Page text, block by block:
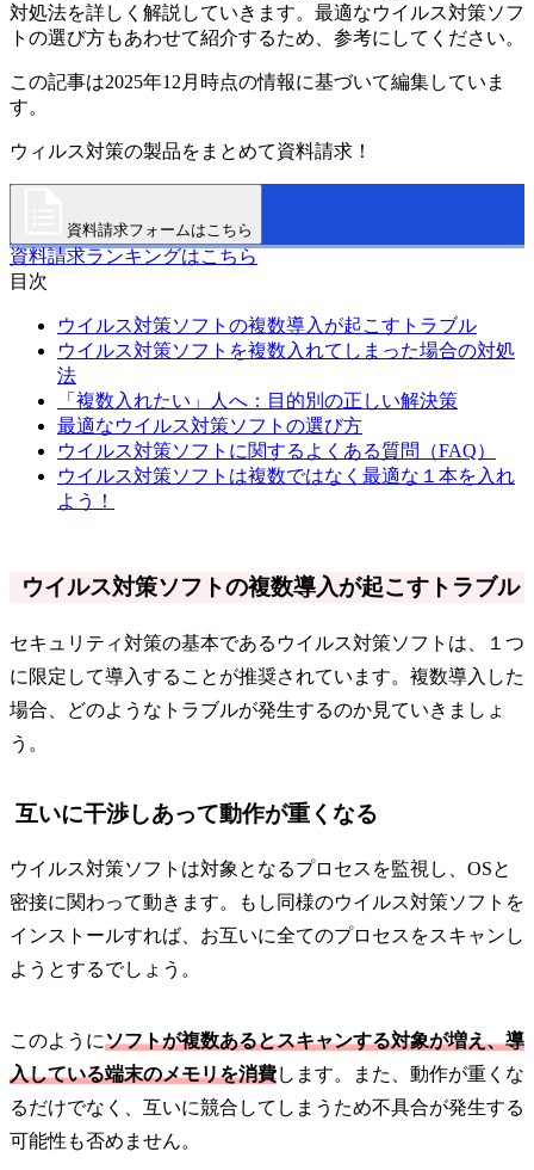
対処法を詳しく解説していきます。最適なウイルス対策ソフ
トの選び方もあわせて紹介するため、参考にしてください。
この記事は2025年12月時点の情報に基づいて編集していま
す。
ウィルス対策の製品をまとめて資料請求！
資料請求フォームはこちら
資料請求ランキングはこちら
目次
ウイルス対策ソフトの複数導入が起こすトラブル
ウイルス対策ソフトを複数入れてしまった場合の対処
法
「複数入れたい」人へ：目的別の正しい解決策
最適なウイルス対策ソフトの選び方
ウイルス対策ソフトに関するよくある質問（FAQ）
ウイルス対策ソフトは複数ではなく最適な１本を入れ
よう！
ウイルス対策ソフトの複数導入が起こすトラブル
セキュリティ対策の基本であるウイルス対策ソフトは、１つ
に限定して導入することが推奨されています。複数導入した
場合、どのようなトラブルが発生するのか見ていきましょ
う。
互いに干渉しあって動作が重くなる
ウイルス対策ソフトは対象となるプロセスを監視し、OSと
密接に関わって動きます。もし同様のウイルス対策ソフトを
インストールすれば、お互いに全てのプロセスをスキャンし
ようとするでしょう。
このようにソフトが複数あるとスキャンする対象が増え、導
入している端末のメモリを消費します。また、動作が重くな
るだけでなく、互いに競合してしまうため不具合が発生する
可能性も否めません。